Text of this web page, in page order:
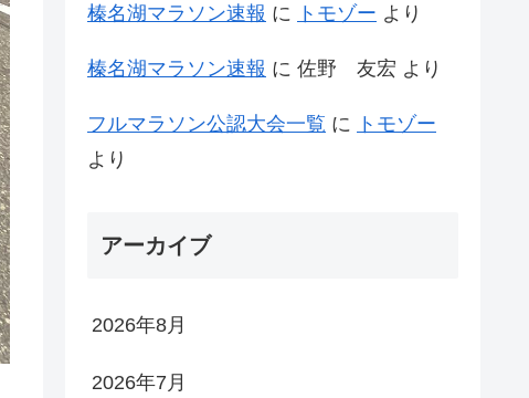
榛名湖マラソン速報 に トモゾー より
榛名湖マラソン速報 に 佐野 友宏 より
フルマラソン公認大会一覧 に
トモゾー
より
アーカイブ
2026年8月
2026年7月